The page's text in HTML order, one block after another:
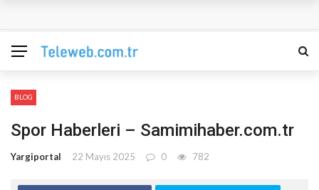
04 Mart -17 Mart 2015 Yargıtay Haber ve Duyurular
BLOG
Spor Haberleri – Samimihaber.com.tr
Yargiportal 22 Mayıs 2025 0 782